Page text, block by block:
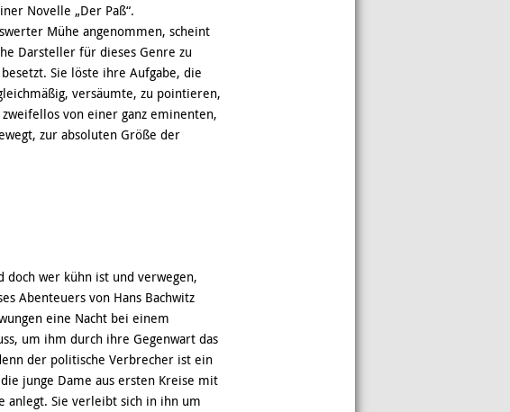
Novelle „Der Paß“.
Mühe angenommen, scheint
Darsteller für dieses Genre zu
besetzt. Sie löste ihre Aufgabe, die
versäumte, zu pointieren,
von einer ganz eminenten,
zur absoluten Größe der
doch wer kühn ist und verwegen,
Abenteuers von Hans Bachwitz
eine Nacht bei einem
um ihm durch ihre Gegenwart das
der politische Verbrecher ist ein
junge Dame aus ersten Kreise mit
anlegt. Sie verleibt sich in ihn um